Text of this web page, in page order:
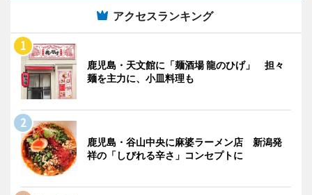
アクセスランキング
鹿児島・天文館に「麺酒場 龍のひげ」 担々
麺を主力に、小皿料理も
鹿児島・谷山中央に麻婆ラーメン店 新潟発
祥の「しびれる辛さ」コンセプトに